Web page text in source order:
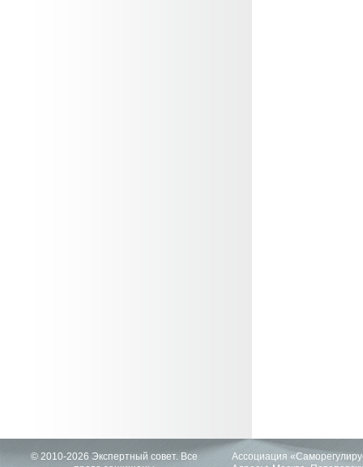
© 2010-2026 Экспертный совет. Все
Ассоциация